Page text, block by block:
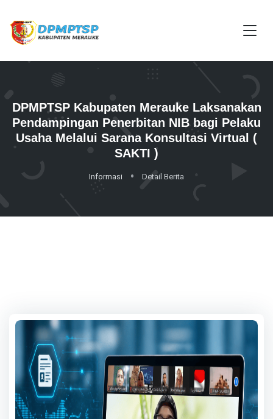
DPMPTSP Kabupaten Merauke Laksanakan
Pendampingan Penerbitan NIB bagi Pelaku
Usaha Melalui Sarana Konsultasi Virtual (
SAKTI )
Informasi Detail Berita